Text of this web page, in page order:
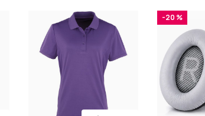
-20 %